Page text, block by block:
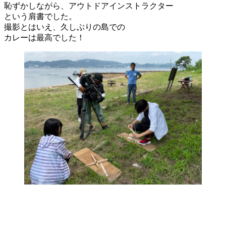
恥ずかしながら、アウトドアインストラクター
という肩書でした。
撮影とはいえ、久しぶりの島での
カレーは最高でした！